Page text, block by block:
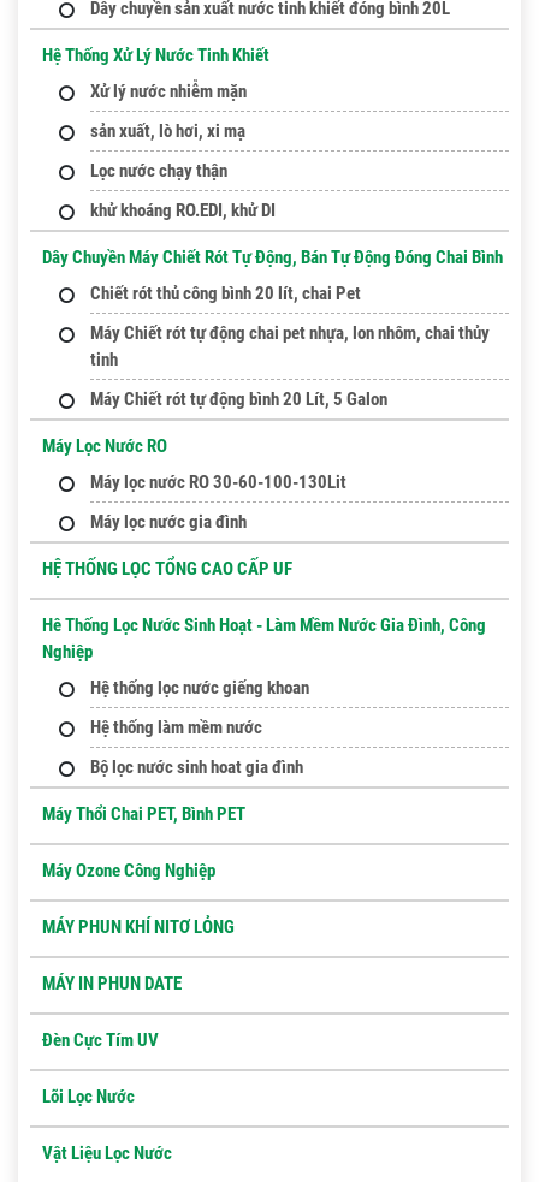
Dây chuyền sản xuất nước tinh khiết đóng bình 20L
Hệ Thống Xử Lý Nước Tinh Khiết
Xử lý nước nhiễm mặn
sản xuất, lò hơi, xi mạ
Lọc nước chạy thận
khử khoáng RO.EDI, khử DI
Dây Chuyền Máy Chiết Rót Tự Động, Bán Tự Động Đóng Chai Bình
Chiết rót thủ công bình 20 lít, chai Pet
Máy Chiết rót tự động chai pet nhựa, lon nhôm, chai thủy
tinh
Máy Chiết rót tự động bình 20 Lít, 5 Galon
Máy Lọc Nước RO
Máy lọc nước RO 30-60-100-130Lit
Máy lọc nước gia đình
HỆ THỐNG LỌC TỔNG CAO CẤP UF
Hê Thống Lọc Nước Sinh Hoạt - Làm Mềm Nước Gia Đình, Công
Nghiệp
Hệ thống lọc nước giếng khoan
Hệ thống làm mềm nước
Bộ lọc nước sinh hoat gia đình
Máy Thổi Chai PET, Bình PET
Máy Ozone Công Nghiệp
MÁY PHUN KHÍ NITƠ LỎNG
MÁY IN PHUN DATE
Đèn Cực Tím UV
Lõi Lọc Nước
Vật Liệu Lọc Nước